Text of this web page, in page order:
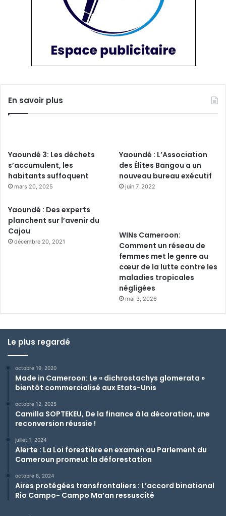
En savoir plus
Yaoundé 3: Les déchets
s’accumulent, les
habitants suffoquent
mars 20, 2025
Yaoundé : L’Association
des Élites Bangou a un
nouveau bureau exécutif
juin 7, 2022
Yaoundé : Des experts
planchent sur l’avenir du
Cajou
décembre 20, 2021
WINs Cameroon:
Comment un réseau de
femmes met le genre au
cœur de la lutte contre les
maladies tropicales
négligées
mai 3, 2026
Le plus regardé
octobre 19, 2020
Made in Cameroon: Le « dichrostachys glomerata »
bientôt commercialisé aux Etats-Unis
octobre 12, 2025
Camilla SOPTEKEU, De la finance à la décoration, une
reconversion réussie !
juillet 1, 2024
Alerte : La Loi forestière en examen au Parlement du
Cameroun promeut la déforestation
octobre 8, 2024
Aires protégées transfrontaliers : L’accord binational
Rio Campo- Campo Ma’an ressuscité